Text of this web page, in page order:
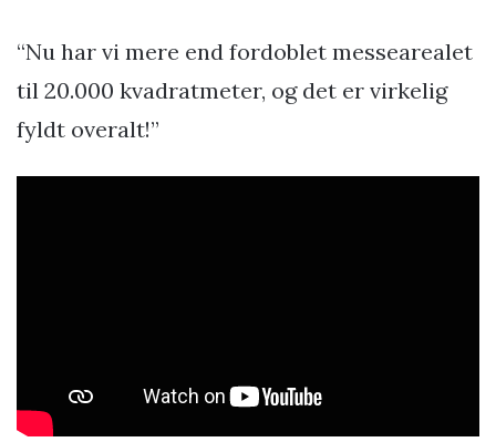
“Nu har vi mere end fordoblet messearealet
til 20.000 kvadratmeter, og det er virkelig
fyldt overalt!”